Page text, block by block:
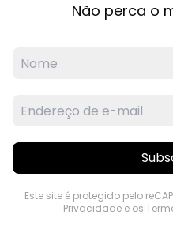
Não perca o
Este site é protegido pelo
Privacidadee os